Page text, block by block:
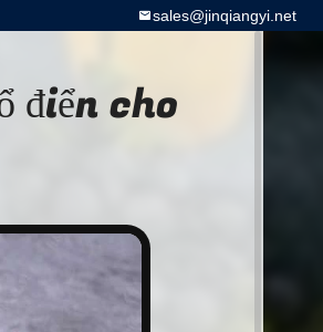
sales@jinqiangyi.net
điển cho